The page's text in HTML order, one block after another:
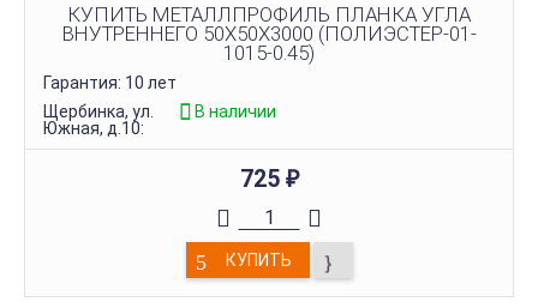
КУПИТЬ МЕТАЛЛПРОФИЛЬ ПЛАНКА УГЛА
ВНУТРЕННЕГО 50Х50Х3000 (ПОЛИЭСТЕР-01-
1015-0.45)
Гарантия: 10 лет
Щербинка, ул.
Южная, д.10:
В наличии
725 ₽
КУПИТЬ